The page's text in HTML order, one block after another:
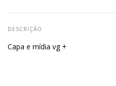
DESCRIÇÃO
Capa e mídia vg +